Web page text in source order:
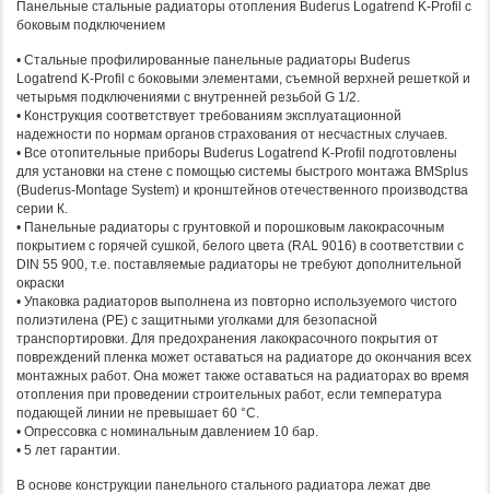
Панельные стальные радиаторы отопления Buderus Logatrend K-Profil с
боковым подключением
• Стальные профилированные панельные радиаторы Buderus
Logatrend K-Profil с боковыми элементами, съемной верхней решеткой и
четырьмя подключениями с внутренней резьбой G 1/2.
• Конструкция соответствует требованиям эксплуатационной
надежности по нормам органов страхования от несчастных случаев.
• Все отопительные приборы Buderus Logatrend K-Profil подготовлены
для установки на стене с помощью системы быстрого монтажа BMSplus
(Buderus-Montage System) и кронштейнов отечественного производства
серии К.
• Панельные радиаторы с грунтовкой и порошковым лакокрасочным
покрытием с горячей сушкой, белого цвета (RAL 9016) в соответствии с
DIN 55 900, т.е. поставляемые радиаторы не требуют дополнительной
окраски
• Упаковка радиаторов выполнена из повторно используемого чистого
полиэтилена (PE) с защитными уголками для безопасной
транспортировки. Для предохранения лакокрасочного покрытия от
повреждений пленка может оставаться на радиаторе до окончания всех
монтажных работ. Она может также оставаться на радиаторах во время
отопления при проведении строительных работ, если температура
подающей линии не превышает 60 °C.
• Опрессовка с номинальным давлением 10 бар.
• 5 лет гарантии.
В основе конструкции панельного стального радиатора лежат две